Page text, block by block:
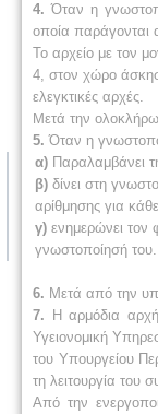
4.Όταν η
οποία παράγονται
Το αρχείο με τον
4, στον χώρο
ελεγκτικές αρχές.
Μετά την
5. Όταν η
α) Παραλαμβάνει
β) δίνει στη
αρίθμησης για
γ) ενημερώνει τον
γνωστοποίησή του.
6. Μετά από την
7.
Η αρμόδια
Υγειονομική
του Υπουργείου
τη λειτουργία του
Από την